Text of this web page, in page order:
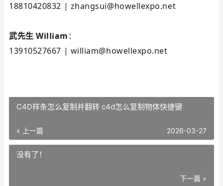
18810420832 | zhangsui@howellexpo.net
武先生 William ：
13910527667 | william@howellexpo.net
C4D样条怎么复制并翻转 c4d怎么复制物体快捷键
« 上一篇 2026-03-27
没有了！
下一篇 »